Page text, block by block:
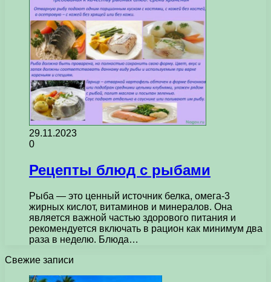
29.11.2023
0
Рецепты блюд с рыбами
Рыба — это ценный источник белка, омега-3
жирных кислот, витаминов и минералов. Она
является важной частью здорового питания и
рекомендуется включать в рацион как минимум два
раза в неделю. Блюда…
Свежие записи